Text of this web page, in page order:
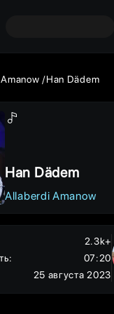
Han Dädem
Han Dädem
Allaberdi Amanow
2.3k+
:
07:20
25 августа 2023